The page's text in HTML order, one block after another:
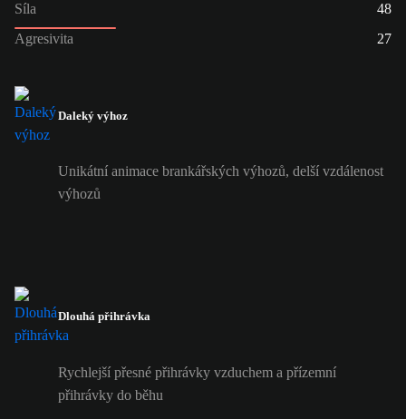
Síla
48
Agresivita
27
Daleký výhoz
Unikátní animace brankářských výhozů, delší vzdálenost
výhozů
Dlouhá přihrávka
Rychlejší přesné přihrávky vzduchem a přízemní
přihrávky do běhu